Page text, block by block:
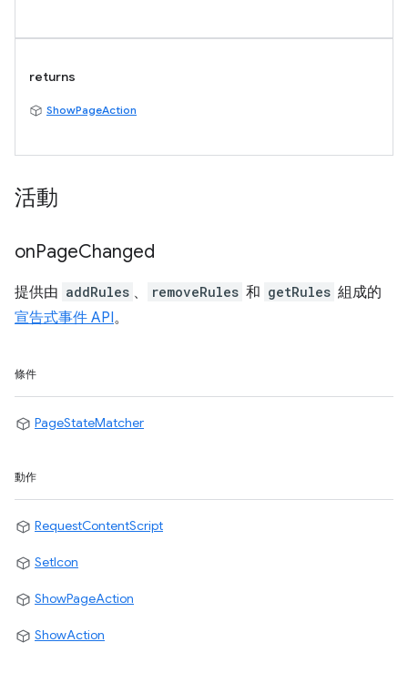
returns
ShowPageAction
活動
onPageChanged
提供由 addRules 、 removeRules 和 getRules 組成的
宣告式事件 API。
條件
PageStateMatcher
動作
RequestContentScript
SetIcon
ShowPageAction
ShowAction